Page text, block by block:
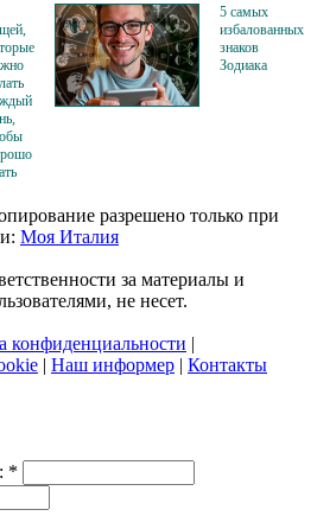
5 самых
избалованных
знаков
Зодиака
разрешено только при
Моя Италия
за материалы и
не несет.
конфиденциальности |
| Наш информер | Контакты
*